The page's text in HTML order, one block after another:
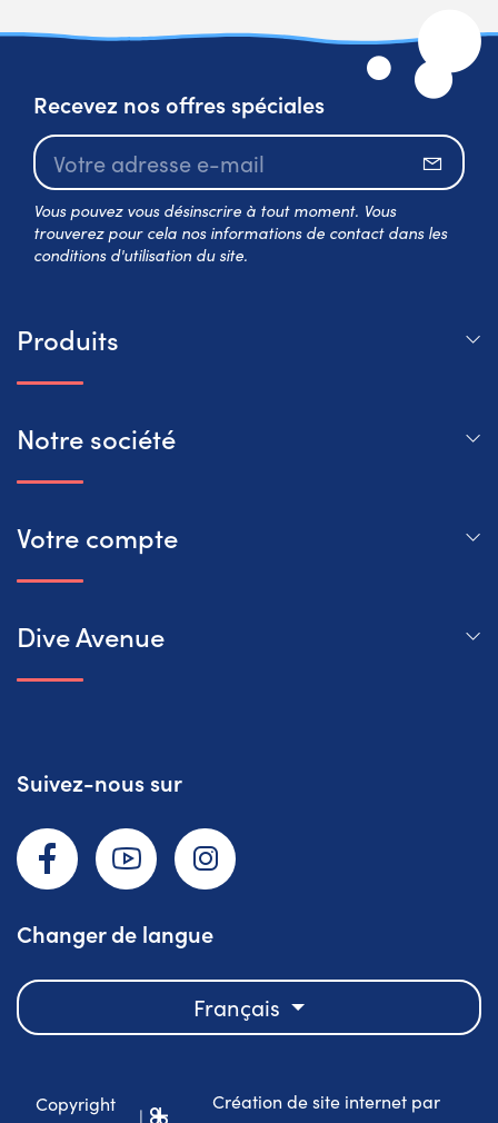
Recevez nos offres spéciales
Vous pouvez vous désinscrire à tout moment. Vous
trouverez pour cela nos informations de contact dans les
conditions d'utilisation du site.
Produits
Notre société
Votre compte
Dive Avenue
Suivez-nous sur
Changer de langue
Français
Copyright
|
Création de site internet par